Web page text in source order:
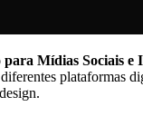
Mídias Sociais e
plataformas